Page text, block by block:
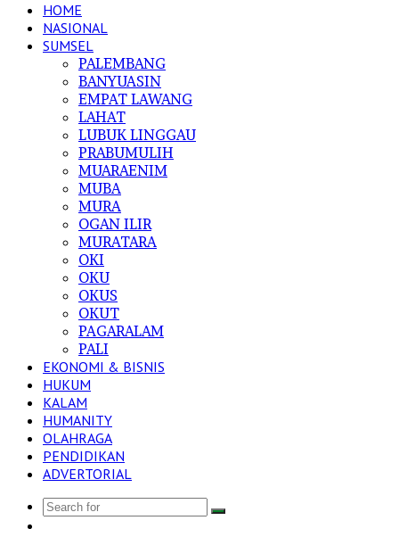
HOME
NASIONAL
SUMSEL
PALEMBANG
BANYUASIN
EMPAT LAWANG
LAHAT
LUBUK LINGGAU
PRABUMULIH
MUARAENIM
MUBA
MURA
OGAN ILIR
MURATARA
OKI
OKU
OKUS
OKUT
PAGARALAM
PALI
EKONOMI & BISNIS
HUKUM
KALAM
HUMANITY
OLAHRAGA
PENDIDIKAN
ADVERTORIAL
Search